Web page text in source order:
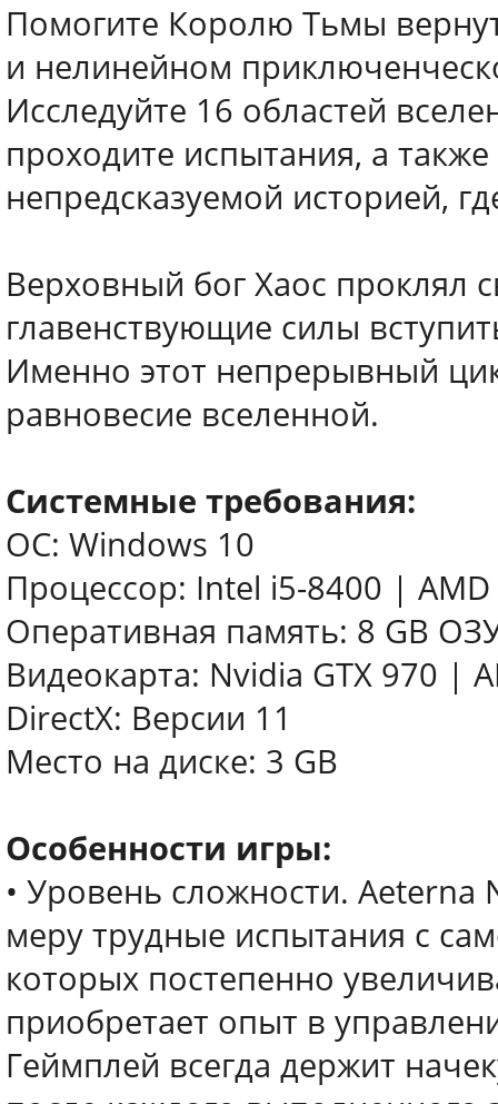
Помогите Королю Тьмы
и нелинейном
Исследуйте 16 областей
проходите испытания, а
непредсказуемой историей,
Верховный бог Хаос проклял
главенствующие силы
Именно этот непрерывный
равновесие вселенной.
Системные требования:
ОС: Windows 10
Процессор: Intel i5-8400 | AMD
Оперативная память: 8 GB
Видеокарта: Nvidia GTX 970 |
DirectX: Версии 11
Место на диске: 3 GB
Особенности игры:
• Уровень сложности.
меру трудные испытания с
которых постепенно
приобретает опыт в
Геймплей всегда держит